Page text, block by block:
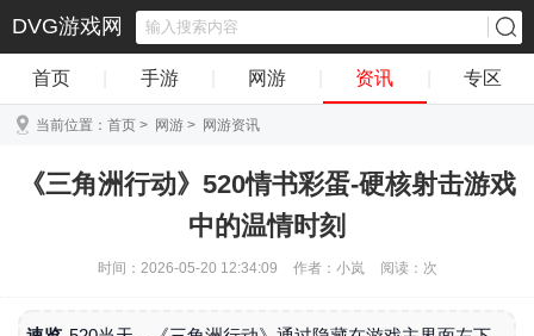
DVG游戏网
首页 手游 网游 资讯 专区
当前位置： 首页 > 网游 > 网游资讯
《三角洲行动》520情书彩蛋-硬核射击游戏
中的温情时刻
时间：2026-05-20 12:34:09 作者：小岚 阅读： 次